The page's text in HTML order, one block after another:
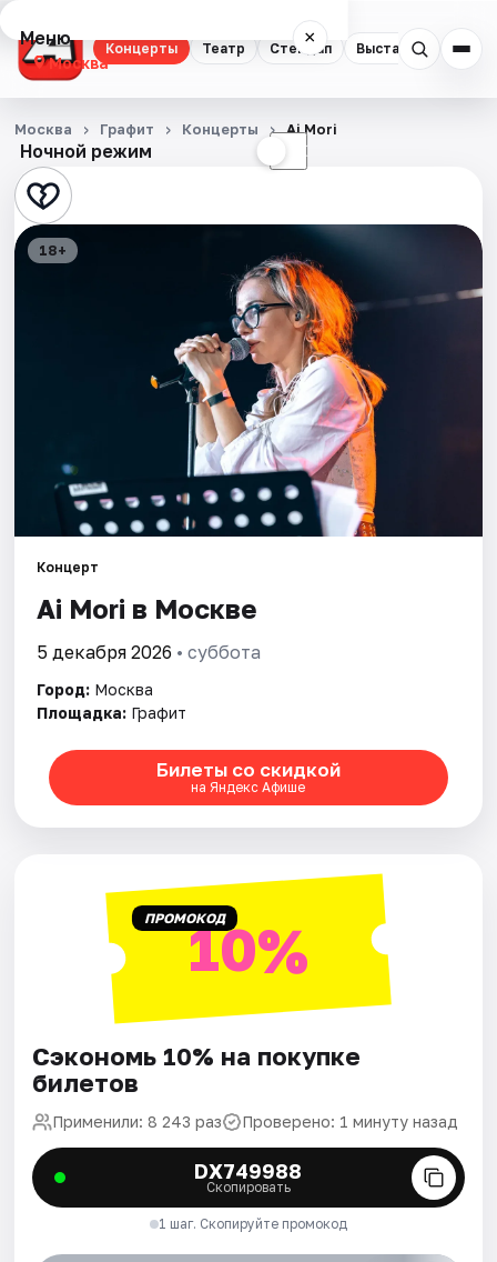
Концерты Театр Стендап Выставки
Меню ×
Москва
Концерты
Театр
Стендап
События
Площадки
Артисты
Рейтинги
Ночной режим ☾
Москва Графит Концерты Ai Mori
18+
Концерт
Ai Mori в Москве
5 декабря 2026 • суббота
Город: Москва
Площадка: Графит
Билеты со скидкой
на Яндекс Афише
ПРОМОКОД10%
Сэкономь 10% на покупке
билетов
Применили: 8 243 раз Проверено: 1 минуту назад
DX749988
Скопировать
1 шаг. Скопируйте промокод